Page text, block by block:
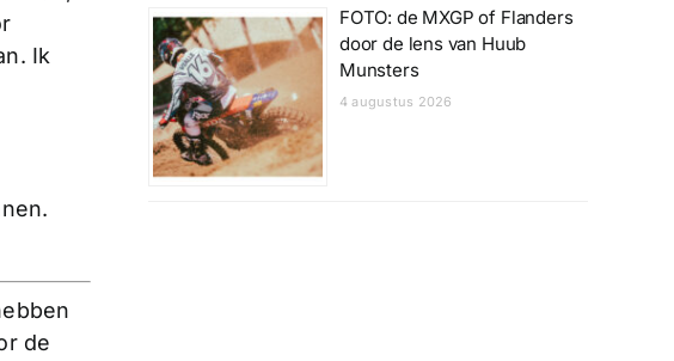
Ik
de
FOTO: de MXGP of Flanders
door de lens van Huub
Munsters
4 augustus 2026